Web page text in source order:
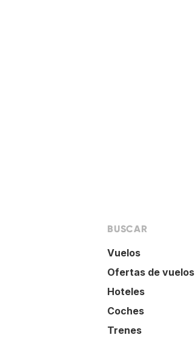
BUSCAR
Vuelos
Ofertas de vuelos
Hoteles
Coches
Trenes